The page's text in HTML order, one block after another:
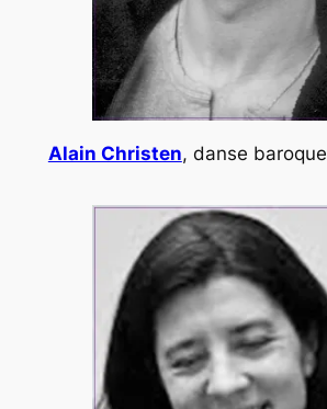
Alain Christen, danse baroque